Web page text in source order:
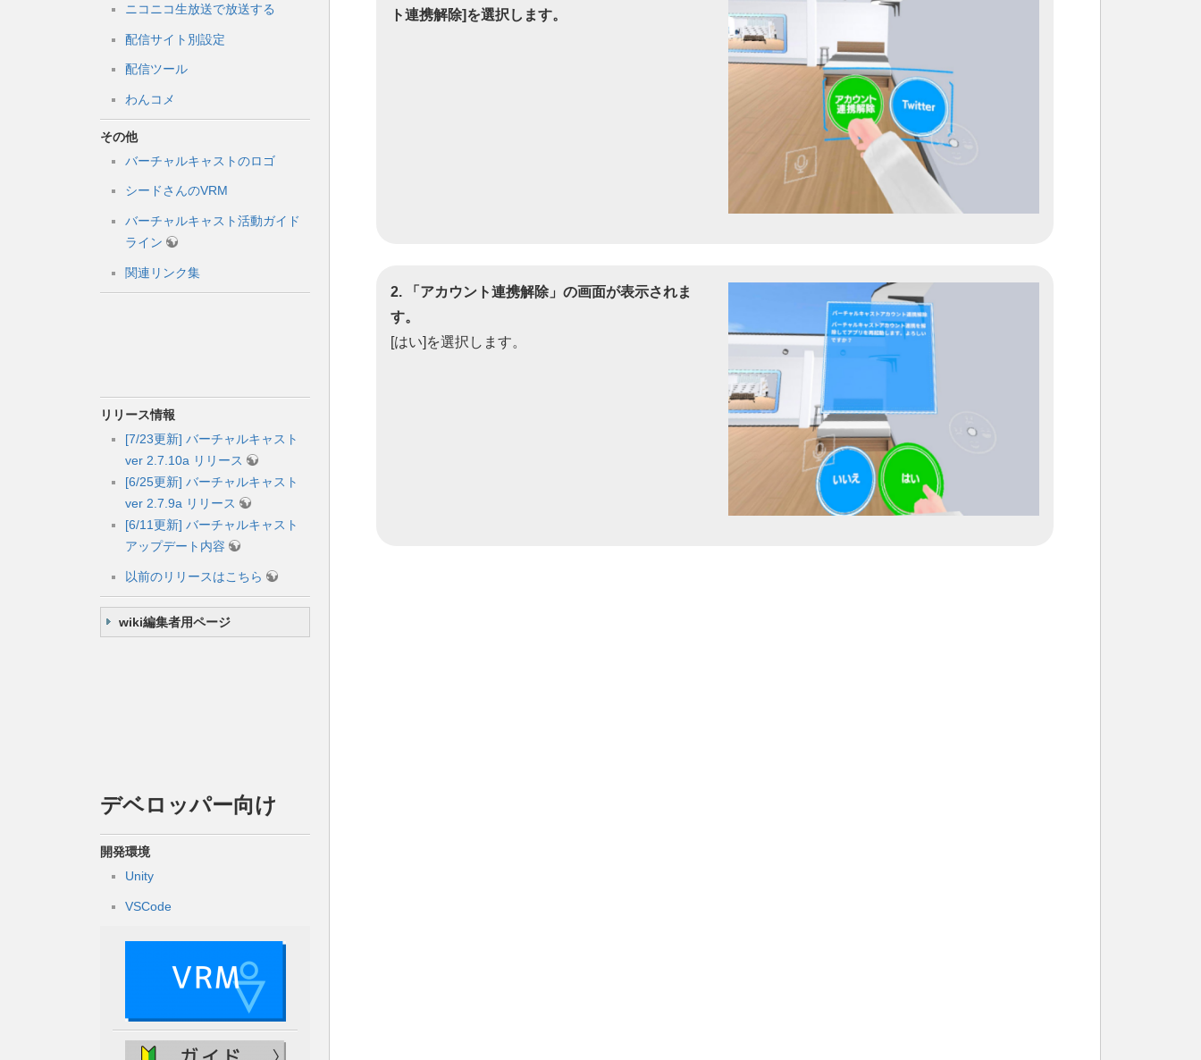
ニコニコ生放送で放送する
配信サイト別設定
配信ツール
わんコメ
その他
バーチャルキャストのロゴ
シードさんのVRM
バーチャルキャスト活動ガイド
ライン
関連リンク集
リリース情報
[7/23更新] バーチャルキャスト
ver 2.7.10a リリース
[6/25更新] バーチャルキャスト
ver 2.7.9a リリース
[6/11更新] バーチャルキャスト
アップデート内容
以前のリリースはこちら
wiki編集者用ページ
デベロッパー向け
開発環境
Unity
VSCode
ト連携解除]を選択します。
2. 「アカウント連携解除」の画面が表示されま
す。
[はい]を選択します。